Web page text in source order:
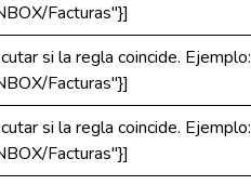
Facturas"}]
si la regla coincide. Ejemplo:
Facturas"}]
si la regla coincide. Ejemplo:
Facturas"}]